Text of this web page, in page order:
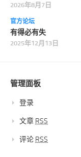
2026年8月7日
官方论坛
有得必有失
2025年12月13日
管理面板
登录
文章 RSS
评论 RSS